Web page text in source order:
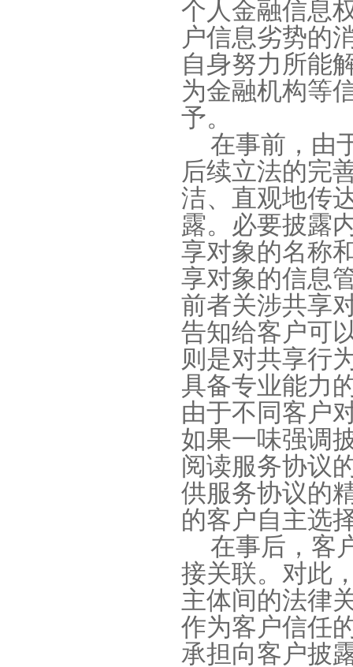
个人金融信息
户信息劣势的
自身努力所能
为金融机构等
予。
在事前，由
后续立法的完
洁、直观地传
露。必要披露
享对象的名称
享对象的信息
前者关涉共享
告知给客户可
则是对共享行
具备专业能力
由于不同客户
如果一味强调
阅读服务协议
供服务协议的
的客户自主选
在事后，客
接关联。对此
主体间的法律
作为客户信任
承担向客户披